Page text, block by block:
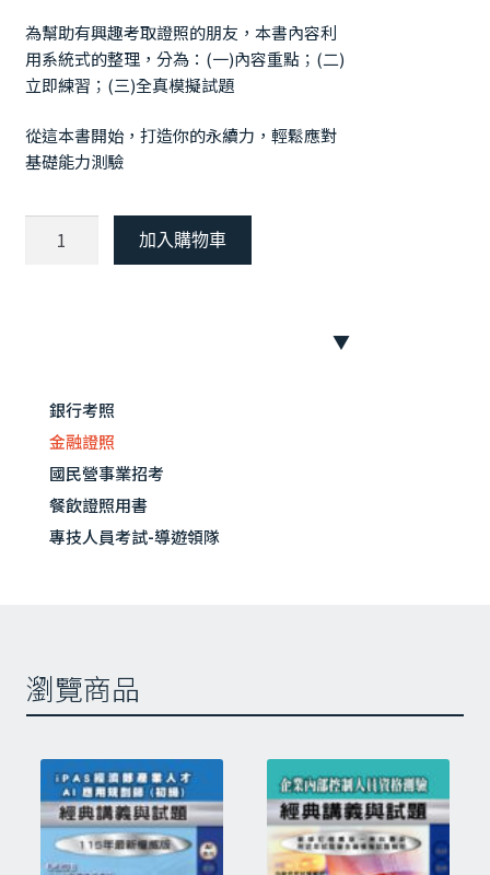
為幫助有興趣考取證照的朋友，本書內容利
用系統式的整理，分為：(一)內容重點；(二)
立即練習；(三)全真模擬試題
從這本書開始，打造你的永續力，輕鬆應對
基礎能力測驗
【115
講
義
題
數
加入購物車
國證券暨期貨市場發展基金會、財團法人
台灣金融研訓院、 財團法人保險事業發展
中心 3 家機構聯合主辦。
主辦方公佈之測驗內容及題組高達600頁
左右，題目有1,000多題，多又龐雜，從聯
這些內容做有系統的整理，本書分為：
(一)內容重點；(二)立即練習；(三)全真模
因此本書在研讀時必須先將第一章至第四
章的「內容重點」及「立即練習」熟讀
後，再做全真模擬試題及歷屆考題。如此
循序漸進，應可以順利取得證照。
銀行考照
金融證照
國民營事業招考
餐飲證照用書
專技人員考試-導遊領隊
瀏覽商品